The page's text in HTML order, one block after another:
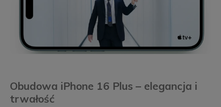
Obudowa iPhone 16 Plus – elegancja i
trwałość